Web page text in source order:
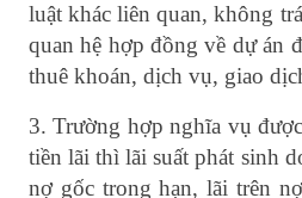
luật khác liên quan, không
quan hệ hợp đồng về dự án
thuê khoán, dịch vụ, giao
3. Trường hợp nghĩa vụ
tiền lãi thì lãi suất phát sinh
nợ gốc trong hạn, lãi trên